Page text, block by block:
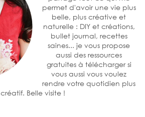
permet d'avoir une vie plus
belle, plus créative et
naturelle : DIY et créations,
bullet journal, recettes
saines... je vous propose
aussi des ressources
gratuites à télécharger si
vous aussi vous voulez
rendre votre quotidien plus
créatif. Belle visite !